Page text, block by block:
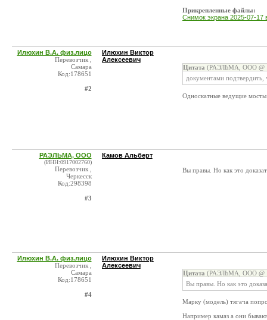
Прикрепленные файлы:
Снимок экрана 2025-07-17
Илюхин В.А. физ.лицо
Перевозчик ,
Самара
Код:178651
#2
Илюхин Виктор
Алексеевич
Цитата (РАЭЛЬМА, ООО @
документами подтвердить,
Односкатные ведущие мосты
РАЭЛЬМА, ООО
(ИНН:0917002760)
Перевозчик ,
Черкесск
Код:298398
#3
Камов Альберт
Вы правы. Но как это
Илюхин В.А. физ.лицо
Перевозчик ,
Самара
Код:178651
#4
Илюхин Виктор
Алексеевич
Цитата (РАЭЛЬМА, ООО @
Вы правы. Но как это
Марку (модель) тягача
Например камаз а они